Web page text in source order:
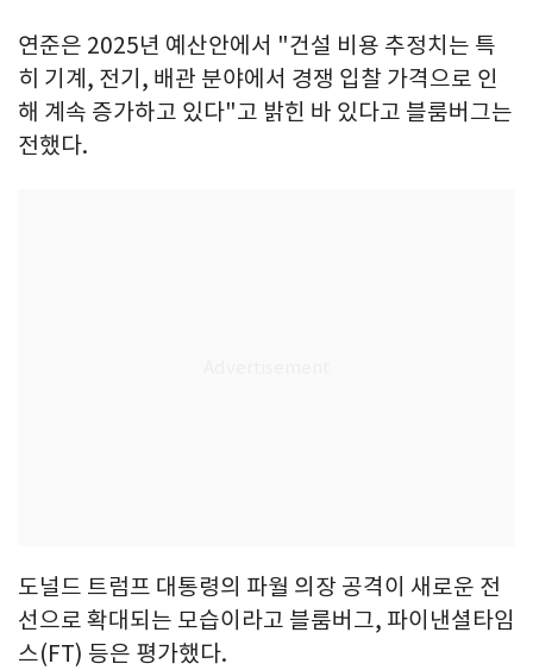
연준은 2025년 예산안에서 "건설 비용 추정치는 특
히 기계, 전기, 배관 분야에서 경쟁 입찰 가격으로 인
해 계속 증가하고 있다"고 밝힌 바 있다고 블룸버그는
전했다.
도널드 트럼프 대통령의 파월 의장 공격이 새로운 전
선으로 확대되는 모습이라고 블룸버그, 파이낸셜타임
스(FT) 등은 평가했다.